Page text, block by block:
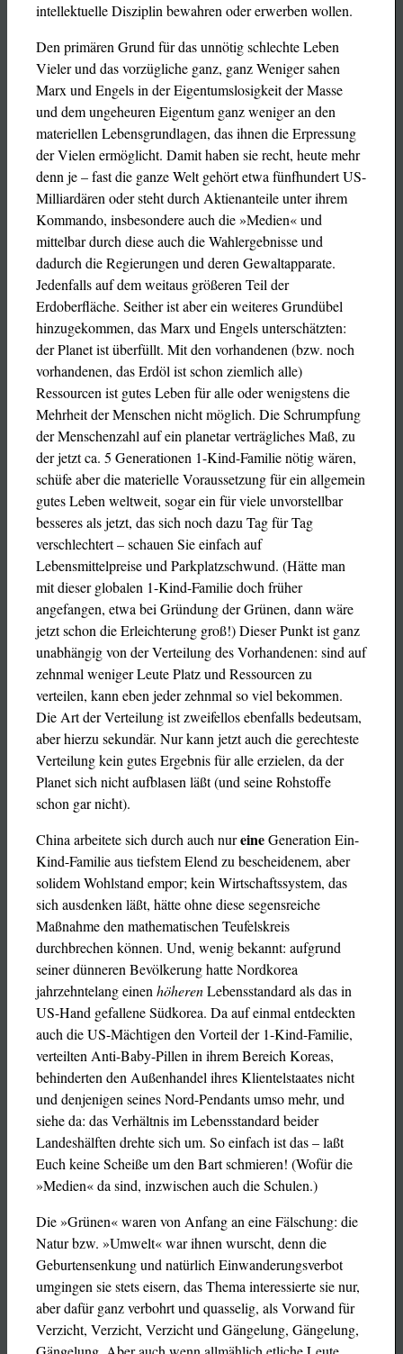
intellektuelle Disziplin bewahren oder erwerben wollen.
Den primären Grund für das unnötig schlechte Leben
Vieler und das vorzügliche ganz, ganz Weniger sahen
Marx und Engels in der Eigentumslosigkeit der Masse
und dem ungeheuren Eigentum ganz weniger an den
materiellen Lebensgrundlagen, das ihnen die Erpressung
der Vielen ermöglicht. Damit haben sie recht, heute mehr
denn je – fast die ganze Welt gehört etwa fünfhundert US-
Milliardären oder steht durch Aktienanteile unter ihrem
Kommando, insbesondere auch die »Medien« und
mittelbar durch diese auch die Wahlergebnisse und
dadurch die Regierungen und deren Gewaltapparate.
Jedenfalls auf dem weitaus größeren Teil der
Erdoberfläche. Seither ist aber ein weiteres Grundübel
hinzugekommen, das Marx und Engels unterschätzten:
der Planet ist überfüllt. Mit den vorhandenen (bzw. noch
vorhandenen, das Erdöl ist schon ziemlich alle)
Ressourcen ist gutes Leben für alle oder wenigstens die
Mehrheit der Menschen nicht möglich. Die Schrumpfung
der Menschenzahl auf ein planetar verträgliches Maß, zu
der jetzt ca. 5 Generationen 1-Kind-Familie nötig wären,
schüfe aber die materielle Voraussetzung für ein allgemein
gutes Leben weltweit, sogar ein für viele unvorstellbar
besseres als jetzt, das sich noch dazu Tag für Tag
verschlechtert – schauen Sie einfach auf
Lebensmittelpreise und Parkplatzschwund. (Hätte man
mit dieser globalen 1-Kind-Familie doch früher
angefangen, etwa bei Gründung der Grünen, dann wäre
jetzt schon die Erleichterung groß!) Dieser Punkt ist ganz
unabhängig von der Verteilung des Vorhandenen: sind auf
zehnmal weniger Leute Platz und Ressourcen zu
verteilen, kann eben jeder zehnmal so viel bekommen.
Die Art der Verteilung ist zweifellos ebenfalls bedeutsam,
aber hierzu sekundär. Nur kann jetzt auch die gerechteste
Verteilung kein gutes Ergebnis für alle erzielen, da der
Planet sich nicht aufblasen läßt (und seine Rohstoffe
schon gar nicht).
China arbeitete sich durch auch nureineGeneration Ein-
Kind-Familie aus tiefstem Elend zu bescheidenem, aber
solidem Wohlstand empor; kein Wirtschaftssystem, das
sich ausdenken läßt, hätte ohne diese segensreiche
Maßnahme den mathematischen Teufelskreis
durchbrechen können. Und, wenig bekannt: aufgrund
seiner dünneren Bevölkerung hatte Nordkorea
jahrzehntelang einenhöherenLebensstandard als das in
US-Hand gefallene Südkorea. Da auf einmal entdeckten
auch die US-Mächtigen den Vorteil der 1-Kind-Familie,
verteilten Anti-Baby-Pillen in ihrem Bereich Koreas,
behinderten den Außenhandel ihres Klientelstaates nicht
und denjenigen seines Nord-Pendants umso mehr, und
siehe da: das Verhältnis im Lebensstandard beider
Landeshälften drehte sich um. So einfach ist das – laßt
Euch keine Scheiße um den Bart schmieren! (Wofür die
»Medien« da sind, inzwischen auch die Schulen.)
Die »Grünen« waren von Anfang an eine Fälschung: die
Natur bzw. »Umwelt« war ihnen wurscht, denn die
Geburtensenkung und natürlich Einwanderungsverbot
umgingen sie stets eisern, das Thema interessierte sie nur,
aber dafür ganz verbohrt und quasselig, als Vorwand für
Verzicht, Verzicht, Verzicht und Gängelung, Gängelung,